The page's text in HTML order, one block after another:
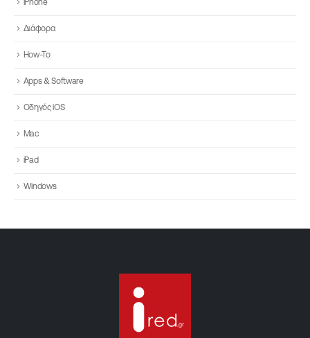
iPhone
Διάφορα
How-To
Apps & Software
Οδηγός iOS
Mac
iPad
Windows